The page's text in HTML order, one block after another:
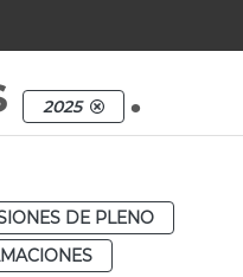
2025 .
DE PLENO